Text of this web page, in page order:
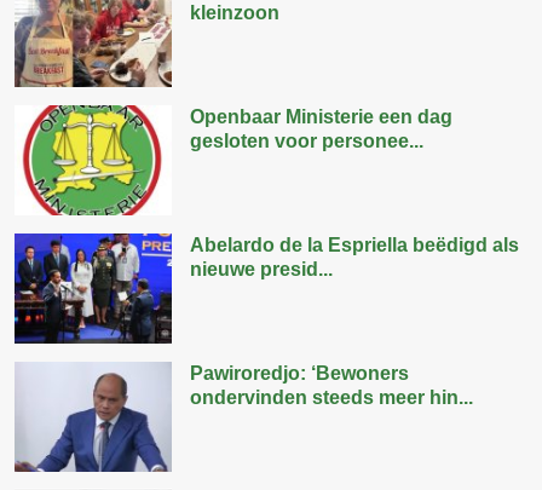
kleinzoon
Openbaar Ministerie een dag
gesloten voor personee...
Abelardo de la Espriella beëdigd als
nieuwe presid...
Pawiroredjo: ‘Bewoners
ondervinden steeds meer hin...